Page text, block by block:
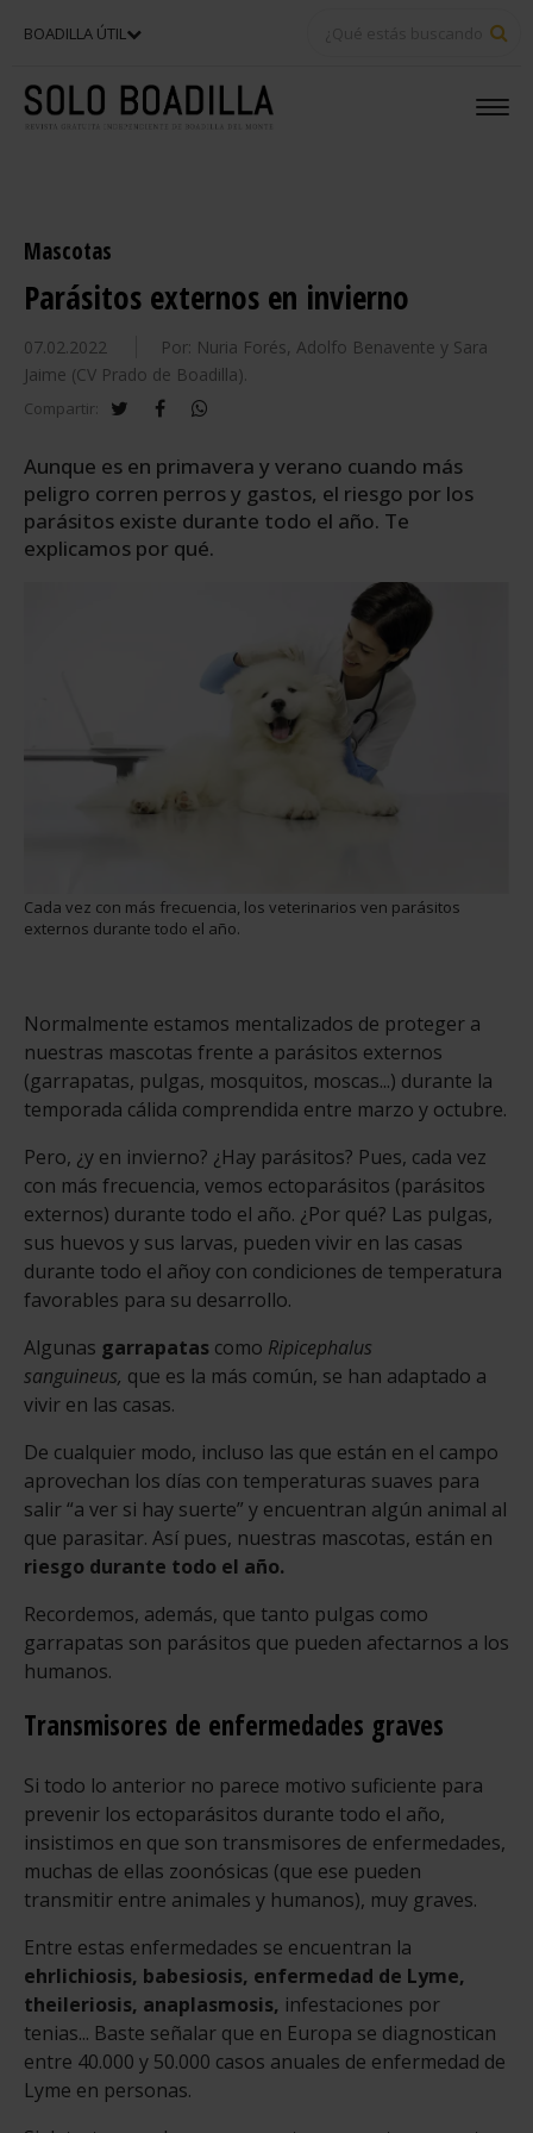
BOADILLA ÚTIL
Mascotas
Parásitos externos en invierno
07.02.2022
Por: Nuria Forés, Adolfo Benavente y Sara
Jaime (CV Prado de Boadilla).
Compartir: twitterfacebook
Aunque es en primavera y verano cuando más
peligro corren perros y gastos, el riesgo por los
parásitos existe durante todo el año. Te
explicamos por qué.
Cada vez con más frecuencia, los veterinarios ven parásitos
externos durante todo el año.
Normalmente estamos mentalizados de proteger a
nuestras mascotas frente a parásitos externos
(garrapatas, pulgas, mosquitos, moscas...) durante la
temporada cálida comprendida entre marzo y octubre.
Pero, ¿y en invierno? ¿Hay parásitos? Pues, cada vez
con más frecuencia, vemos ectoparásitos (parásitos
externos) durante todo el año. ¿Por qué? Las pulgas,
sus huevos y sus larvas, pueden vivir en las casas
durante todo el añoy con condiciones de temperatura
favorables para su desarrollo.
Algunas garrapatas como Ripicephalus
sanguineus, que es la más común, se han adaptado a
vivir en las casas.
De cualquier modo, incluso las que están en el campo
aprovechan los días con temperaturas suaves para
salir “a ver si hay suerte” y encuentran algún animal al
que parasitar. Así pues, nuestras mascotas, están en
riesgo durante todo el año.
Recordemos, además, que tanto pulgas como
garrapatas son parásitos que pueden afectarnos a los
humanos.
Transmisores de enfermedades graves
Si todo lo anterior no parece motivo suficiente para
prevenir los ectoparásitos durante todo el año,
insistimos en que son transmisores de enfermedades,
muchas de ellas zoonósicas (que ese pueden
transmitir entre animales y humanos), muy graves.
Entre estas enfermedades se encuentran la
ehrlichiosis, babesiosis, enfermedad de Lyme,
theileriosis, anaplasmosis, infestaciones por
tenias... Baste señalar que en Europa se diagnostican
entre 40.000 y 50.000 casos anuales de enfermedad de
Lyme en personas.